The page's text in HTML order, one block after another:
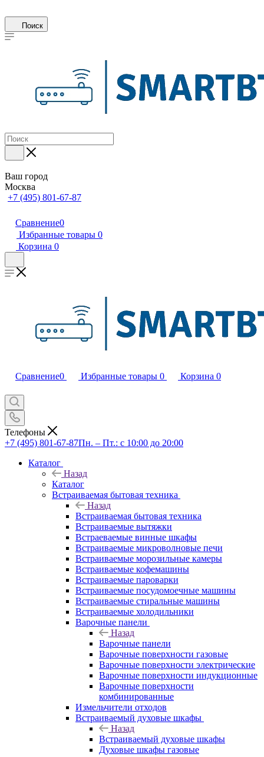
Поиск
Ваш город
Москва
+7 (495) 801-67-87
Сравнение0
Избранные товары 0
Корзина 0
Сравнение0 Избранные товары 0 Корзина 0
Телефоны
+7 (495) 801-67-87Пн. – Пт.: с 10:00 до 20:00
Каталог
Назад
Каталог
Встраиваемая бытовая техника
Назад
Встраиваемая бытовая техника
Встраиваемые вытяжки
Встраеваемые винные шкафы
Встраиваемые микроволновые печи
Встраиваемые морозильные камеры
Встраиваемые кофемашины
Встраиваемые пароварки
Встраиваемые посудомоечные машины
Встраиваемые стиральные машины
Встраиваемые холодильники
Варочные панели
Назад
Варочные панели
Варочные поверхности газовые
Варочные поверхности электрические
Варочные поверхности индукционные
Варочные поверхности
комбинированные
Измельчители отходов
Встраиваемый духовые шкафы
Назад
Встраиваемый духовые шкафы
Духовые шкафы газовые